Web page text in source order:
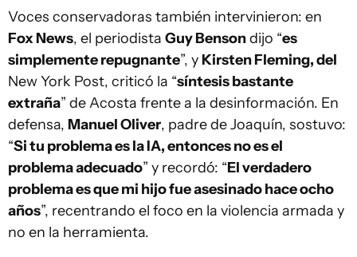
Voces conservadoras también intervinieron: en
Fox News, el periodista Guy Bensondijo “es
simplemente repugnante”, y Kirsten Fleming, del
New York Post, criticó la “síntesis bastante
extraña” de Acosta frente a la desinformación. En
defensa, Manuel Oliver, padre de Joaquín, sostuvo:
“Si tu problema es la IA, entonces no es el
problema adecuado” y recordó: “El verdadero
problema es que mi hijo fue asesinado hace ocho
años”, recentrando el foco en la violencia armada y
no en la herramienta.